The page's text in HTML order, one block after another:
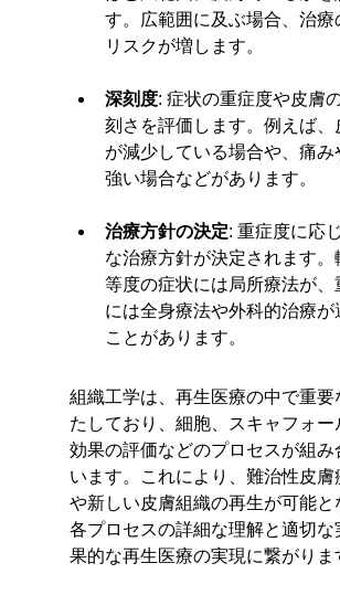
す。広範囲に及ぶ場合、治療
リスクが増します。
深刻度: 症状の重症度や皮膚
刻さを評価します。例えば、
が減少している場合や、痛み
強い場合などがあります。
治療方針の決定: 重症度に応
な治療方針が決定されます。
等度の症状には局所療法が、
には全身療法や外科的治療が
ことがあります。
組織工学は、再生医療の中で重要
たしており、細胞、スキャフォー
効果の評価などのプロセスが組み
います。これにより、難治性皮膚
や新しい皮膚組織の再生が可能と
各プロセスの詳細な理解と適切な
果的な再生医療の実現に繋がりま